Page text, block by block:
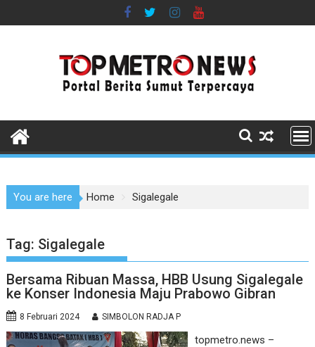
to
You are here Home Sigalegale
Tag: Sigalegale
Bersama Ribuan Massa, HBB Usung Sigalegale
ke Konser Indonesia Maju Prabowo Gibran
8 Februari 2024 SIMBOLON RADJA P
topmetro.news –